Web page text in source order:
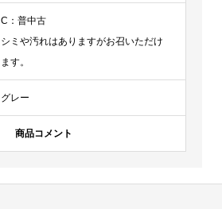
C：普中古
シミや汚れはありますがお召いただけ
ます。
グレー
商品コメント